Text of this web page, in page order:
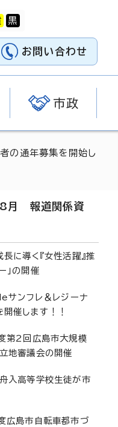
お問い合わせ
市政
の通年募集を開始し
月 報道関係資
長に導く『女性活躍』推
」の開催
サンフレ＆レジーナ
開催します！！
第2回広島市大規模
地審議会の開催
入高等学校生徒が市
広島市自転車都市づ